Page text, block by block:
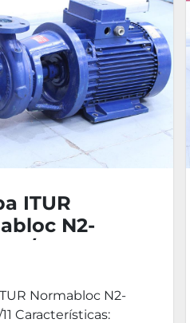
ITUR
N2-
11 - IIII
Normabloc N2-
Características: